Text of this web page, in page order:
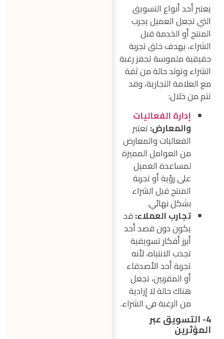
يعتبر أحد أنواع التسويق
التي تجعل العميل يجرب
المنتج أو الخدمة قبل
الشراء، بهدف خلق تجربة
حقيقية ملموسة تحفز رغبة
الشراء وتولد حالة من ثقة
مع العلامة التجارية، وقد
تتم من خلال:
إدارة الفعاليات
والمعارض:تعتبر
الفعاليات والمعارض
من العوامل المميزة
لمساعدة العميل
على رؤية أو تجربة
المنتج قبل الشراء
بشكل نهائي.
تجارب العملاء:قد
يكون دون قصد أحد
أبرز أفكار تسويقية
تجذب الانتباه، لأنه
تجربة أحد الأصدقاء
أو المقربين، تجعل
هناك حالة لا إرادية
من الرغبة في الشراء.
4- التسويق عبر
المؤثرين